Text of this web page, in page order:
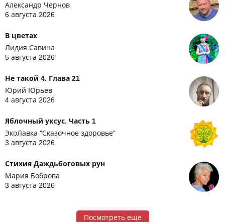
Александр Чернов
6 августа 2026
В цветах
Лидия Савина
5 августа 2026
Не такой 4. Глава 21
Юрий Юрьев
4 августа 2026
Яблочный уксус. Часть 1
ЭкоЛавка "Сказочное здоровье"
3 августа 2026
Стихия Даждьбоговых рун
Мария Боброва
3 августа 2026
Посмотреть ещё